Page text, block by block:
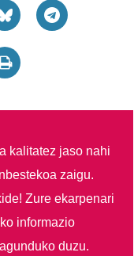
kalitatez jaso nahi
zaigu.
Zure ekarpenari
informazio
duzu.